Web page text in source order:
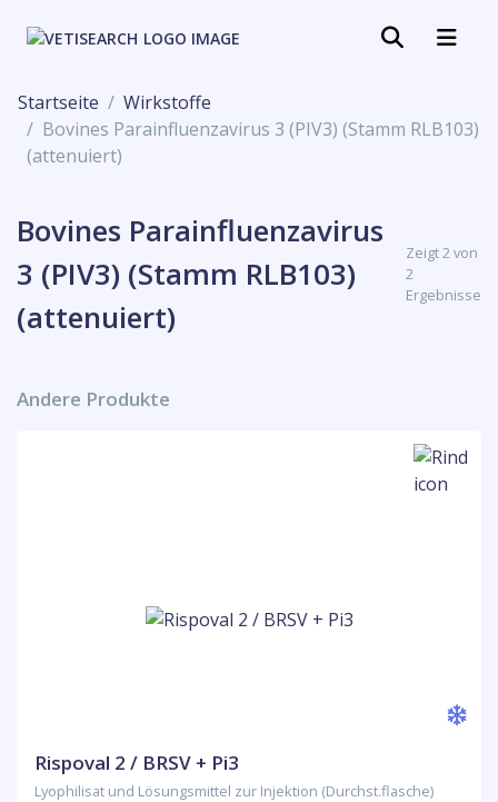
Startseite
Wirkstoffe
Bovines Parainfluenzavirus 3 (PIV3) (Stamm RLB103)
(attenuiert)
Bovines Parainfluenzavirus
3 (PIV3) (Stamm RLB103)
(attenuiert)
Zeigt 2 von
2
Ergebnisse
Andere Produkte
Rispoval 2 / BRSV + Pi3
Lyophilisat und Lösungsmittel zur Injektion (Durchst.flasche)